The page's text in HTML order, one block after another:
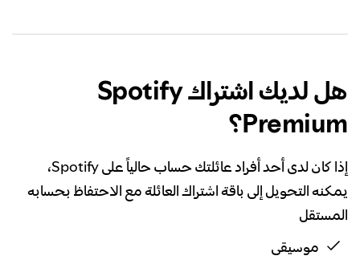
هل لديك اشتراك Spotify
Premium؟
إذا كان لدى أحد أفراد عائلتك حساب حالياً على Spotify،
يمكنه التحويل إلى باقة اشتراك العائلة مع الاحتفاظ بحسابه
المستقل
موسيقى